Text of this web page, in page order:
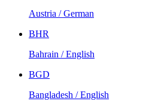
Austria / German
BHR
Bahrain / English
BGD
Bangladesh / English